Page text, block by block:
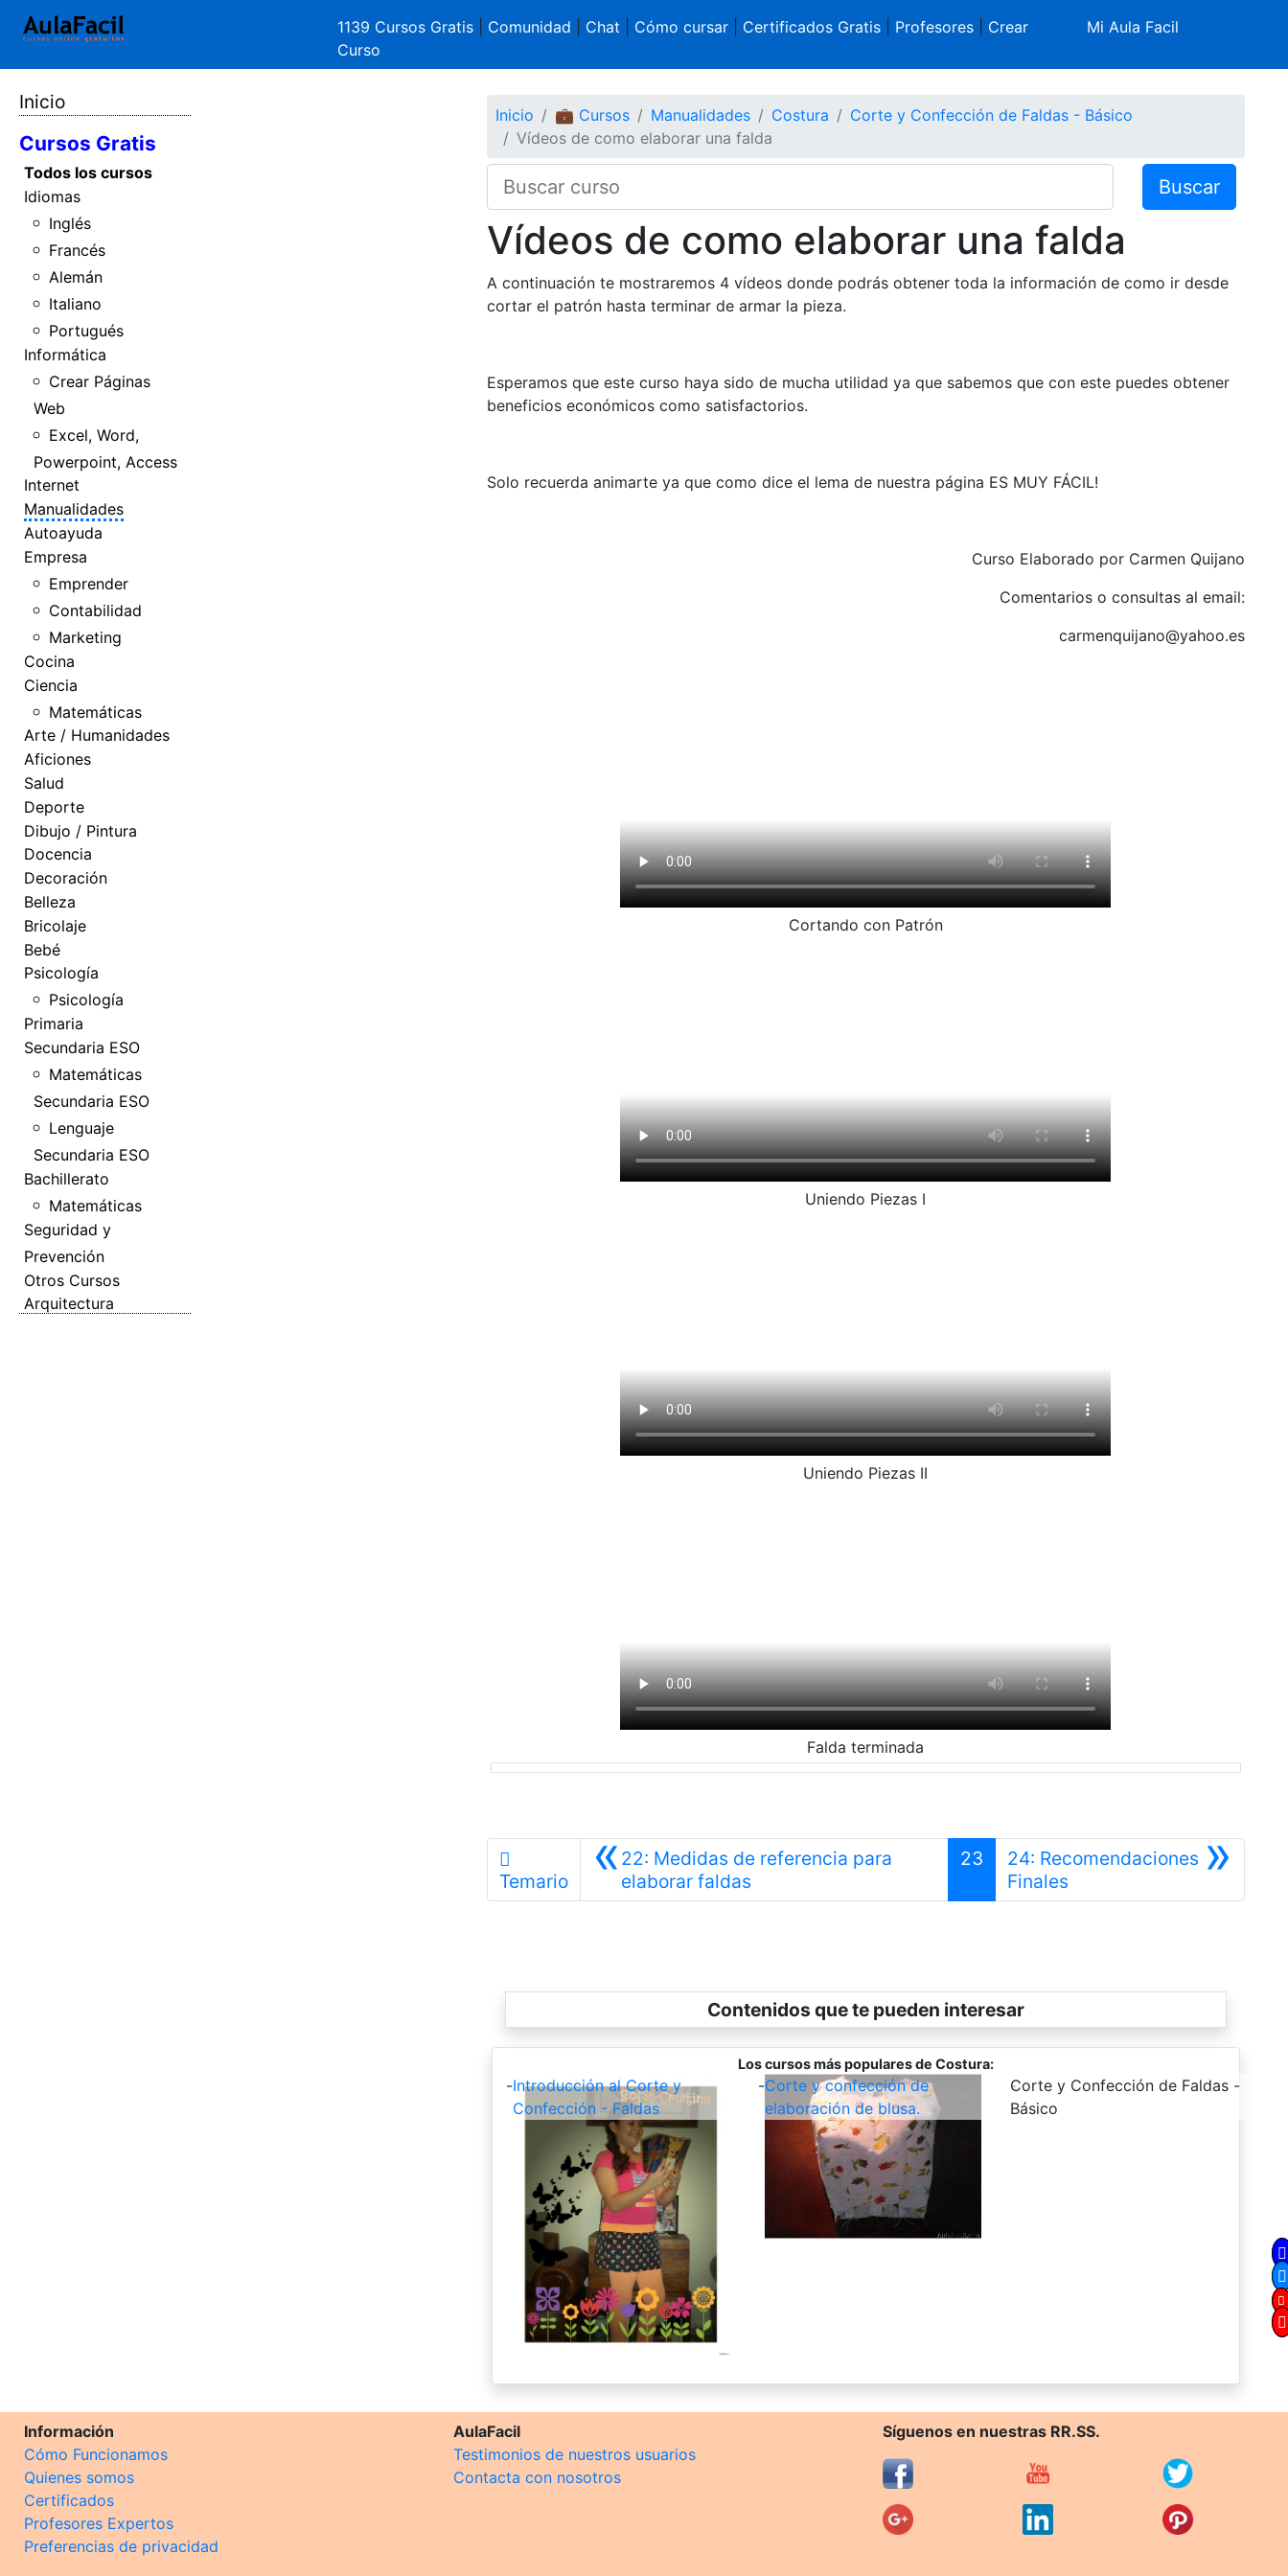
1139 Cursos Gratis Comunidad Chat Cómo cursar| Certificados Gratis| Profesores| Crear
Curso
Mi Aula Facil
Inicio
Cursos Gratis
Todos los cursos
Idiomas
Inglés
Francés
Alemán
Italiano
Portugués
Informática
Crear Páginas
Web
Excel, Word,
Powerpoint, Access
Internet
Manualidades
Autoayuda
Empresa
Emprender
Contabilidad
Marketing
Cocina
Ciencia
Matemáticas
Arte / Humanidades
Aficiones
Salud
Deporte
Dibujo / Pintura
Docencia
Decoración
Belleza
Bricolaje
Bebé
Psicología
Psicología
Primaria
Secundaria ESO
Matemáticas
Secundaria ESO
Lenguaje
Secundaria ESO
Bachillerato
Matemáticas
Seguridad y
Prevención
Otros Cursos
Arquitectura
Inicio 💼 Cursos Manualidades Costura
Corte y Confección de Faldas - Básico
Vídeos de como elaborar una falda
Buscar
Vídeos de como elaborar una falda
A continuación te mostraremos 4 vídeos donde podrás obtener toda la información de como ir desde
cortar el patrón hasta terminar de armar la pieza.
Esperamos que este curso haya sido de mucha utilidad ya que sabemos que con este puedes obtener
beneficios económicos como satisfactorios.
Solo recuerda animarte ya que como dice el lema de nuestra página ES MUY FÁCIL!
Curso Elaborado por Carmen Quijano
Comentarios o consultas al email:
carmenquijano@yahoo.es
Cortando con Patrón
Uniendo Piezas I
Uniendo Piezas II
Falda terminada
Temario «22: Medidas de referencia para
elaborar faldasAnterior
23 »
24: Recomendaciones
Finales
Contenidos que te pueden interesar
Los cursos más populares de Costura:
-Introducción al Corte y
Confección - Faldas
-Corte y confección de
elaboración de blusa.
-
Corte y Confección de Faldas -
Básico
Información
Cómo Funcionamos
Quienes somos
Certificados
Profesores Expertos
Preferencias de privacidad
AulaFacil
Testimonios de nuestros usuarios
Contacta con nosotros
Síguenos en nuestras RR.SS.